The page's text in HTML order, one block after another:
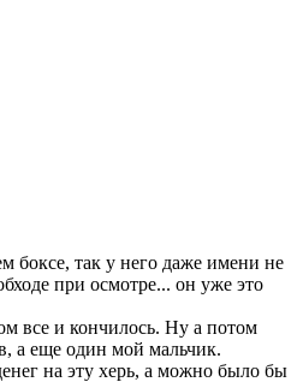
боксе, так у него даже имени не
при осмотре... он уже это
все и кончилось. Ну а потом
а еще один мой мальчик.
на эту херь, а можно было бы